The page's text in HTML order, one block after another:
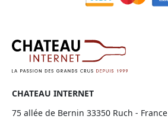
CHATEAU INTERNET
75 allée de Bernin 33350 Ruch - France